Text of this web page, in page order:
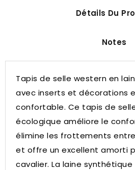
Détails Du
Notes
Tapis de selle western en
avec inserts et décorations
confortable. Ce tapis de
écologique améliore le
élimine les frottements
et offre un excellent amorti
cavalier. La laine